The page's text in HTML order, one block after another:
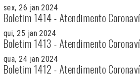
sex, 26 jan 2024
Boletim 1414 - Atendimento
qui, 25 jan 2024
Boletim 1413 - Atendimento
qua, 24 jan 2024
Boletim 1412 - Atendimento